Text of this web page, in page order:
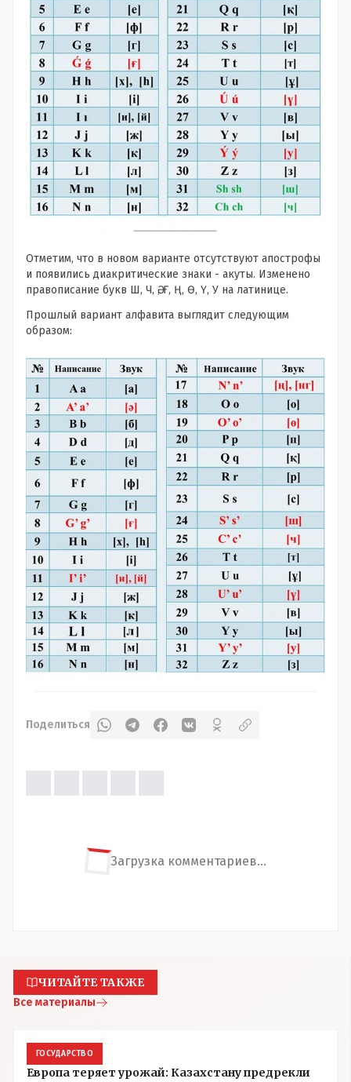
Отметим, что в новом варианте отсутствуют апострофы
и появились диакритические знаки - акуты. Изменено
правописание букв Ш, Ч, Ә, Ғ, Ң, Ө, Ү, У на латинице.
Прошлый вариант алфавита выглядит следующим
образом:
Поделиться
Загрузка комментариев...
ЧИТАЙТЕ ТАКЖЕ
Все материалы
ГОСУДАРСТВО
Европа теряет урожай: Казахстану предрекли